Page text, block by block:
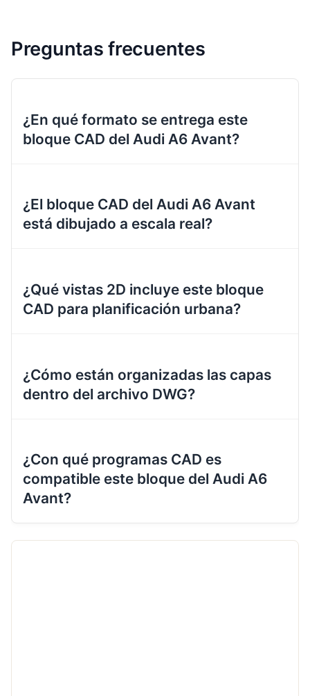
Preguntas frecuentes
¿En qué formato se entrega este
bloque CAD del Audi A6 Avant?
¿El bloque CAD del Audi A6 Avant
está dibujado a escala real?
¿Qué vistas 2D incluye este bloque
CAD para planificación urbana?
¿Cómo están organizadas las capas
dentro del archivo DWG?
¿Con qué programas CAD es
compatible este bloque del Audi A6
Avant?